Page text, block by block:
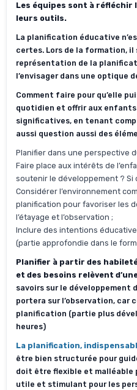
Les équipes sont à
leurs outils.
La planification éducative
certes. Lors de la formation, il
représentation de la
l’envisager dans une optique
Comment faire pour qu’elle
quotidien et offrir aux enfants
significatives, en tenant
aussi question aussi des
Planifier dans une perspective
Faire place aux intérêts de
soutenir le développement ? Si
Considérer l’environnement
planification pour favoriser les
l’étayage et l’observation ;
Inclure des intentions
(partie approfondie dans le
Planifier à partir des
et des besoins relèvent
savoirs sur le développement
portera sur l’observation, car
planification (partie plus
heures)
La planification,
être bien structurée pour
doit être flexible et malléable
utile et stimulant pour les